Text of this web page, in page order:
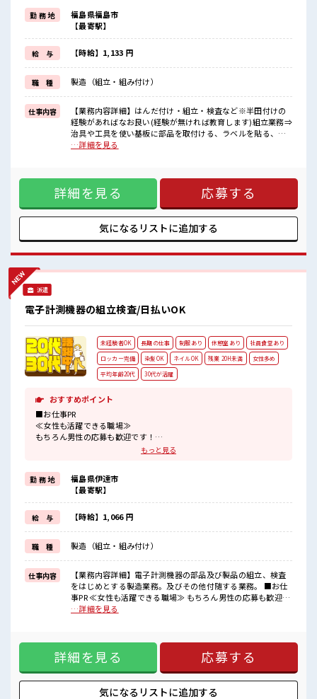
週末は家族や友人と一緒にプライベート満喫！
≪髪型自由≫
基本的に髪色自由で明るすぎたり奇抜でなければOKです！
(規定有)≪動きやすい制服アリ≫
制服があるので、
毎日の服装の悩み解消♪
≪未経験の方も大カンゲイ≫
新しいことにチャレンジするのは不安だけど、
しっかり働く環境が整っています！
イチからスキルUP・ステップUP目指していきましょう！
■職場の雰囲気
派手すぎなければ多少のヘアカラーもOKなのはウレシイPoint☆
勤 務 地
福島県福島市
【最寄駅】
給 与 【時給】1,133 円
職 種 製造（組立・組み付け）
仕事内容
【業務内容詳細】はんだ付け・組立・検査など※半田付けの
経験があればなお良い(経験が無ければ教育します)組立業務⇒
治具や工具を使い基板に部品を取付ける、ラベルを貼る、電
動ドライバでネジを締める、目視検査をする検査業務⇒製品
製品情報】国内向け携帯電話基地局装置(携帯電話の通信に使
用する装置) ■お仕事PR ≪ちょっとの残業で収入アップ≫ 残
業は月20時間未満で、 ほどよく稼げます♪ ≪完全週休二日制
≫ 週末は家族や友人と一緒にプライベート満喫！ ≪髪型自由
≫ 基本的に髪色自由で明るすぎたり奇抜でなければOKです！
(規定有)≪動きやすい制服アリ≫ 制服があるので、 毎日の服
ャレンジするのは不安だけど、 しっかり働く環境が整ってい
ます！ イチからスキルUP・ステップUP目指していきましょ
の活気ある職場！ 仕事の合間の息抜きは休憩室で♪
…詳細を見る
詳細を見る 応募する
気になるリストに追加する
派遣
電子計測機器の組立検査/日払いOK
未経験者OK 長期の仕事 制服あり 休憩室あり
社員食堂あり
ロッカー完備
染髪OK ネイルOK 残業 20H未満
女性多め
平均年齢20代
30代が活躍
おすすめポイント
■お仕事PR
≪女性も活躍できる職場≫
もちろん男性の応募も歓迎です！
≪ちょっとの残業で収入アップ≫
ほどよく稼げます♪
≪ヘアカラーOKで自由な雰囲気の職場≫
明るすぎたり奇抜でなければ基本的に自由！
(規定有)≪機能的な制服アリ≫
制服があるので、
毎日の服装の悩み解消♪
≪未経験の方も大カンゲイ≫
新しいことにチャレンジするのは不安だけど、
しっかり働く環境が整っています！
イチからスキルUP・ステップUP目指していきましょう！
■職場の雰囲気
女性も活躍しやすい雰囲気の職場です！
活気あふれる20代活躍中の職場です☆
ロッカーあり！
安心してお仕事に集中♪
もっと見る
勤 務 地
福島県伊達市
【最寄駅】
給 与 【時給】1,066 円
職 種 製造（組立・組み付け）
仕事内容
【業務内容詳細】電子計測機器の部品及び製品の組立、検査
をはじめとする製造業務。及びその他付随する業務。 ■お仕
事PR ≪女性も活躍できる職場≫ もちろん男性の応募も歓迎で
す！ ≪ちょっとの残業で収入アップ≫ 残業は月20時間未満
有)≪機能的な制服アリ≫ 制服があるので、 毎日の服装の悩
み解消♪ ≪未経験の方も大カンゲイ≫ 新しいことにチャレン
ジするのは不安だけど、 しっかり働く環境が整っています！
イチからスキルUP・ステップUP目指していきましょう！ ■
職場の雰囲気 女性も活躍しやすい雰囲気の職場です！ 髪型に
…詳細を見る
詳細を見る 応募する
気になるリストに追加する